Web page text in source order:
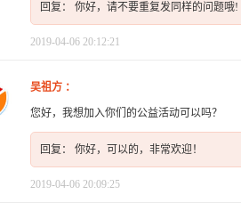
回复： 你好，请不要重复发同样的问题哦!
2019-04-06 20:12:21
吴祖方 ：
您好，我想加入你们的公益活动可以吗？
回复： 你好，可以的，非常欢迎！
2019-04-06 20:09:25